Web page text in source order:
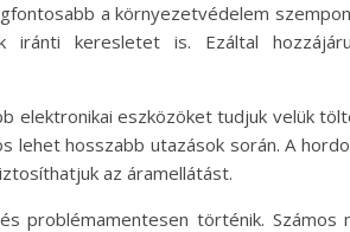
a környezetvédelem
keresletet is. Ezáltal
elektronikai eszközöket tudjuk velük
lehet hosszabb utazások során. A
az áramellátást.
problémamentesen történik. Számos